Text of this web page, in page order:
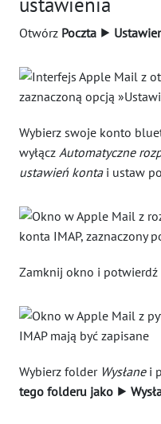
Otwórz Poczta ⯈
Wybierz swoje konto
wyłącz Automatyczne
ustawień kontai ustaw
Zamknij okno i potwierdź
Wybierz folder Wysłanei
tego folderu jako ⯈